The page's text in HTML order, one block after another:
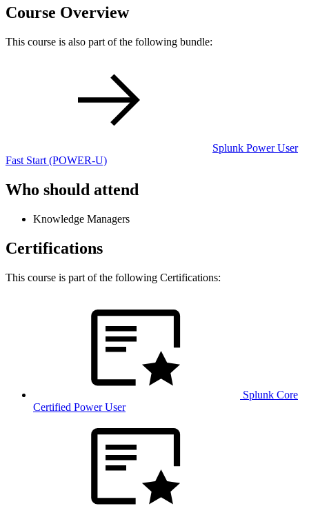
Course Overview
This course is also part of the following bundle:
Splunk Power User
Fast Start (POWER-U)
Who should attend
Knowledge Managers
Certifications
This course is part of the following Certifications:
Splunk Core
Certified Power User